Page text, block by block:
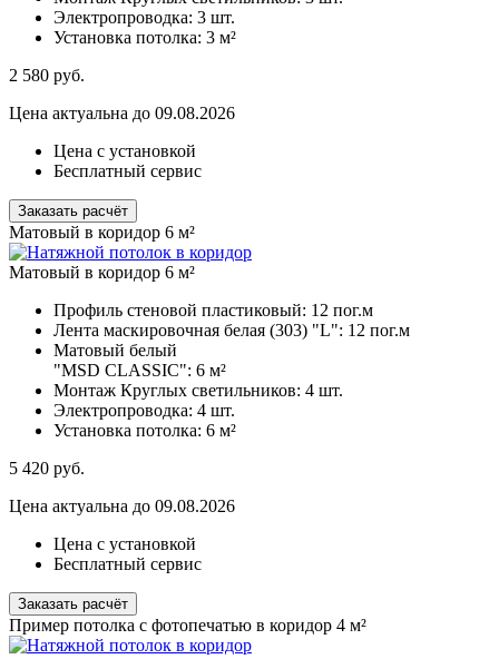
Электропроводка: 3 шт.
Установка потолка: 3 м²
2 580 руб.
Цена актуальна до 09.08.2026
Цена с установкой
Бесплатный сервис
Заказать расчёт
Матовый в коридор 6 м²
Матовый в коридор 6 м²
Профиль стеновой пластиковый: 12 пог.м
Лента маскировочная белая (303) "L": 12 пог.м
Матовый белый
"MSD CLASSIC": 6 м²
Монтаж Круглых светильников: 4 шт.
Электропроводка: 4 шт.
Установка потолка: 6 м²
5 420 руб.
Цена актуальна до 09.08.2026
Цена с установкой
Бесплатный сервис
Заказать расчёт
Пример потолка с фотопечатью в коридор 4 м²